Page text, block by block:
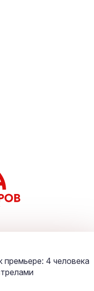
премьере: 4 человека